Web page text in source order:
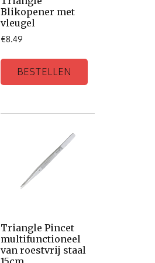
Blikopener met
vleugel
€8.49
BESTELLEN
Triangle Pincet
multifunctioneel
van roestvrij staal